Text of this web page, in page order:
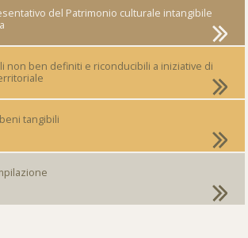
del Patrimonio culturale intangibile
non ben definiti e riconducibili a iniziative di
tangibili